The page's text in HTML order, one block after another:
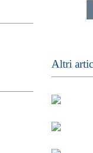
Altri